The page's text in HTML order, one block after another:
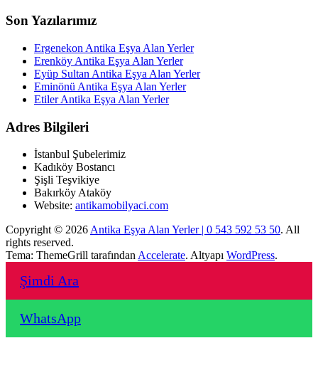
Son Yazılarımız
Ergenekon Antika Eşya Alan Yerler
Erenköy Antika Eşya Alan Yerler
Eyüp Sultan Antika Eşya Alan Yerler
Eminönü Antika Eşya Alan Yerler
Etiler Antika Eşya Alan Yerler
Adres Bilgileri
İstanbul Şubelerimiz
Kadıköy Bostancı
Şişli Teşvikiye
Bakırköy Ataköy
Website: antikamobilyaci.com
Copyright © 2026Antika Eşya Alan Yerler | 0 543 592 53 50. All
rights reserved.
Tema: ThemeGrill tarafındanAccelerate. Altyapı WordPress.
Şimdi Ara
WhatsApp